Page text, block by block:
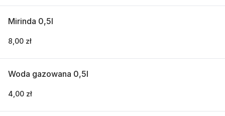
Mirinda 0,5l
8,00 zł
Woda gazowana 0,5l
4,00 zł